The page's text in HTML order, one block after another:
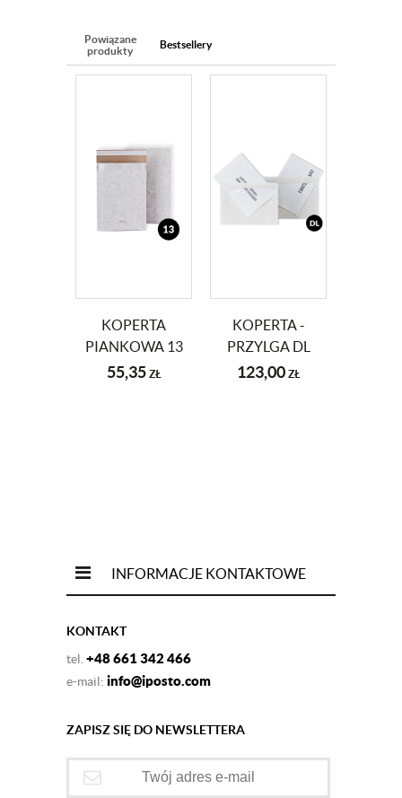
Powiązane
produkty
Bestsellery
KOPERTA
PIANKOWA 13
(170X229) 100
55,35 ZŁ
KOPERTA -
PRZYLGA DL
(135X240)
123,00 ZŁ
INFORMACJE KONTAKTOWE
KONTAKT
tel. +48 661 342 466
e-mail: info@iposto.com
ZAPISZ SIĘ DO NEWSLETTERA